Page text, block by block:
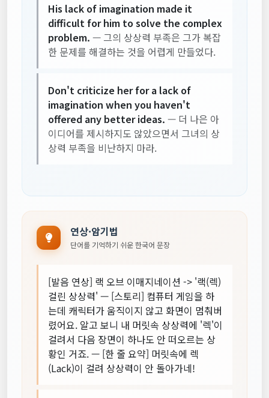
His lack of imagination made it
difficult for him to solve the complex
problem. — 그의 상상력 부족은 그가 복잡
한 문제를 해결하는 것을 어렵게 만들었다.
Don't criticize her for a lack of
imagination when you haven't
offered any better ideas. — 더 나은 아
이디어를 제시하지도 않았으면서 그녀의 상
상력 부족을 비난하지 마라.
연상·암기법
단어를 기억하기 쉬운 한국어 문장
[발음 연상] 랙 오브 이매지네이션 -> '랙(렉)
걸린 상상력' — [스토리] 컴퓨터 게임을 하
는데 캐릭터가 움직이지 않고 화면이 멈춰버
렸어요. 알고 보니 내 머릿속 상상력에 '렉'이
걸려서 다음 장면이 하나도 안 떠오르는 상
황인 거죠. — [한 줄 요약] 머릿속에 렉
(Lack)이 걸려 상상력이 안 돌아가네!